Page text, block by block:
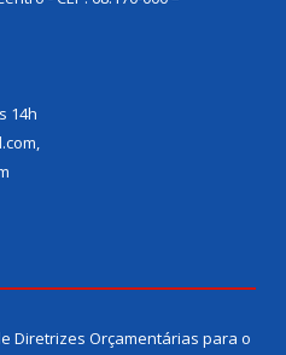
14h
Diretrizes Orçamentárias para o